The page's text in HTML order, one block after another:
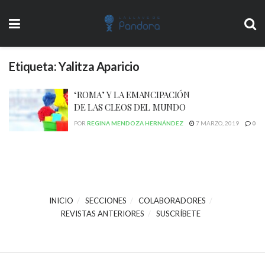
Etiqueta:Yalitza Aparicio
‘ROMA’ Y LA EMANCIPACIÓN
DE LAS CLEOS DEL MUNDO
POR REGINA MENDOZA HERNÁNDEZ 7 MARZO, 2019 0
INICIO SECCIONES
COLABORADORES
REVISTAS ANTERIORES
SUSCRÍBETE